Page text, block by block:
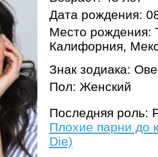
Дата рождения:
Место рождения:
Калифорния,
Знак зодиака:
Пол: Женский
Последняя роль:
Плохие парни до
Die)